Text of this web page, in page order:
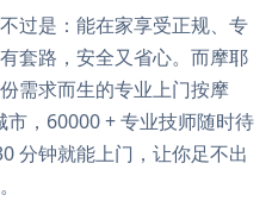
过是：能在家享受正规、专
套路，安全又省心。而摩耶
需求而生的专业上门按摩
，60000 + 专业技师随时待
分钟就能上门，让你足不出